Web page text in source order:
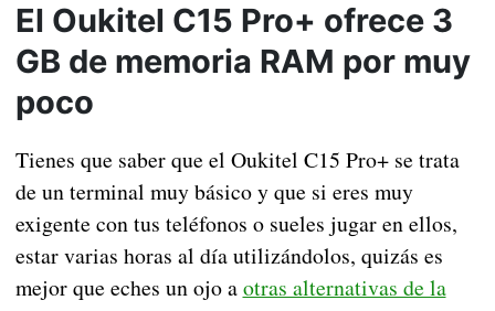
El Oukitel C15 Pro+ ofrece 3
GB de memoria RAM por muy
poco
Tienes que saber que el Oukitel C15 Pro+ se trata
de un terminal muy básico y que si eres muy
exigente con tus teléfonos o sueles jugar en ellos,
estar varias horas al día utilizándolos, quizás es
mejor que eches un ojo aotras alternativas de la